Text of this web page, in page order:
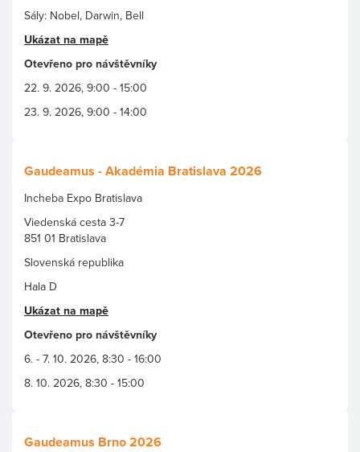
Sály: Nobel, Darwin, Bell
Ukázat na mapě
Otevřeno pro návštěvníky
22. 9. 2026, 9:00 - 15:00
23. 9. 2026, 9:00 - 14:00
Gaudeamus - Akadémia Bratislava 2026
Incheba Expo Bratislava
Viedenská cesta 3-7
851 01 Bratislava
Slovenská republika
Hala D
Ukázat na mapě
Otevřeno pro návštěvníky
6. - 7. 10. 2026, 8:30 - 16:00
8. 10. 2026, 8:30 - 15:00
Gaudeamus Brno 2026